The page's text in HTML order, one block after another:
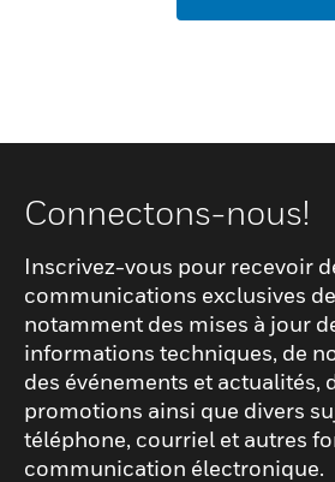
Connectons-nous!
Inscrivez-vous pour recevoir
communications exclusives
notamment des mises à jour
informations techniques, de
des événements et actualités,
promotions ainsi que divers
téléphone, courriel et autres
communication électronique.